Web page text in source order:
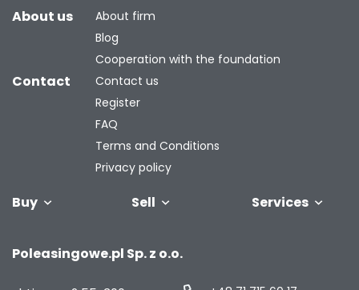
Buy Sell
your fleet
Services
About us
About firm
Blog
Cooperation with the foundation
Contact
Contact us
Register
FAQ
Terms and Conditions
Privacy policy
Poleasingowe.pl Sp. z o.o.